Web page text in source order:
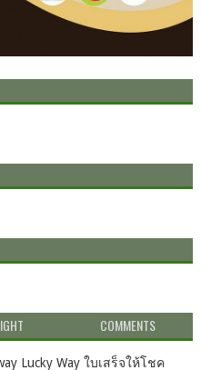
COMMENTS
Lucky Way ใบเสร็จให้โชค